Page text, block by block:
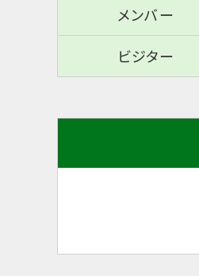
メンバー
ビジター